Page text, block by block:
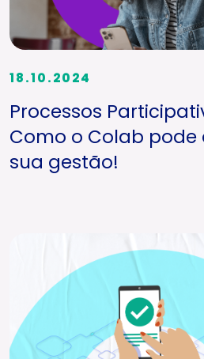
18.10.2024
Processos
Como o Colab pode
sua gestão!